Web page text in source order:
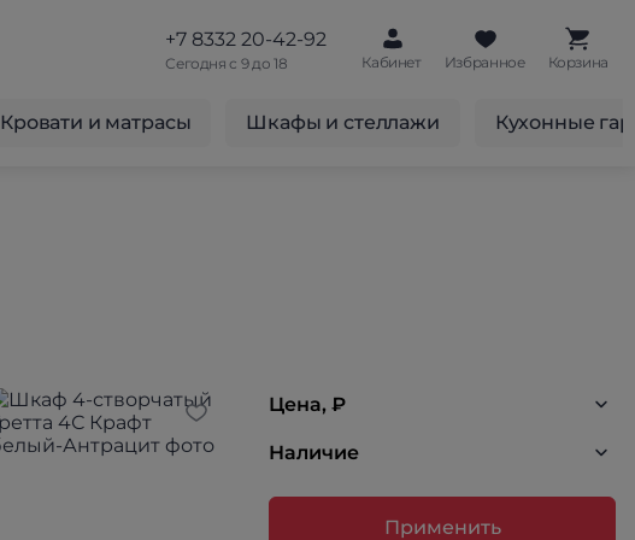
+7 8332 20-42-92
Сегодня с 9 до 18 Кабинет Избранное Корзина
Кровати и матрасы Шкафы и стеллажи Кухонные
Цена, ₽
Наличие
Применить